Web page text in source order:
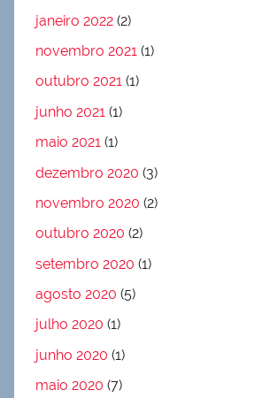
janeiro 2022 (2)
novembro 2021 (1)
outubro 2021 (1)
junho 2021 (1)
maio 2021 (1)
dezembro 2020 (3)
novembro 2020 (2)
outubro 2020 (2)
setembro 2020 (1)
agosto 2020 (5)
julho 2020 (1)
junho 2020 (1)
maio 2020 (7)